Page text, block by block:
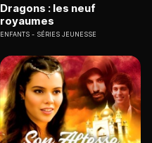
Dragons : les neuf
royaumes
ENFANTS SÉRIES JEUNESSE